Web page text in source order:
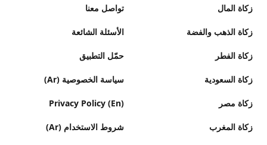
زكاة المال
زكاة الذهب والفضة
زكاة الفطر
زكاة السعودية
زكاة مصر
زكاة المغرب
تواصل معنا
الأسئلة الشائعة
حمّل التطبيق
سياسة الخصوصية (Ar)
Privacy Policy (En)
شروط الاستخدام (Ar)